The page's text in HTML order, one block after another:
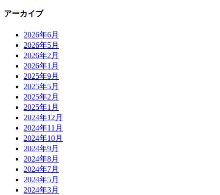
アーカイブ
2026年6月
2026年5月
2026年2月
2026年1月
2025年9月
2025年5月
2025年2月
2025年1月
2024年12月
2024年11月
2024年10月
2024年9月
2024年8月
2024年7月
2024年5月
2024年3月